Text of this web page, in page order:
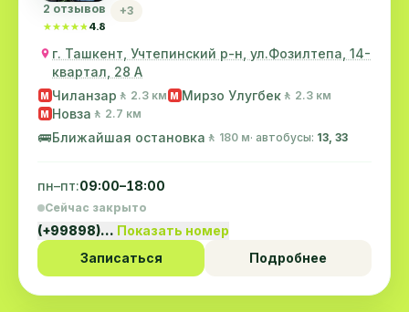
2 отзывов
★★★★★
★★★★★ 4.8
+3
г. Ташкент, Учтепинский р-н, ул.Фозилтепа, 14-
квартал, 28 А
M Чиланзар 🚶 2.3 км M Мирзо Улугбек 🚶 2.3 км
M Новза 🚶 2.7 км
🚌Ближайшая остановка 🚶 180 м· автобусы: 13, 33
пн–пт:09:00–18:00
Сейчас закрыто
(+99898)… Показать номер
Записаться
Подробнее